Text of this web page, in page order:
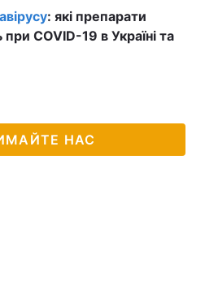
: які препарати
COVID-19 в Україні та
НАС